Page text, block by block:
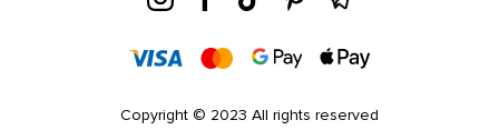
Copyright © 2023 All rights reserved